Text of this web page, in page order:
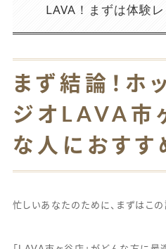
LAVA！まずは体験
まず結論！ホ
ジオLAVA市
な人におすす
忙しいあなたのために、まずはこの